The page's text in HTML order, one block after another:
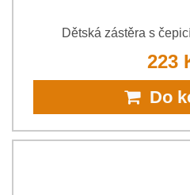
Dětská zástěra s
223
Do